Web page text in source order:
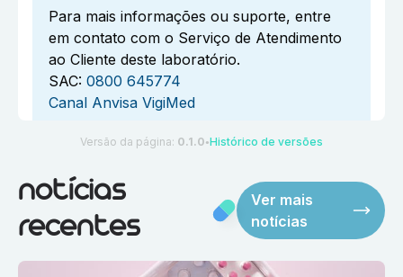
Para mais informações ou suporte, entre
em contato com o Serviço de Atendimento
ao Cliente deste laboratório.
SAC: 0800 645774
Canal Anvisa VigiMed
Versão da página: 0.1.0 ●Histórico de versões
notícias
recentes
Ver mais
notícias